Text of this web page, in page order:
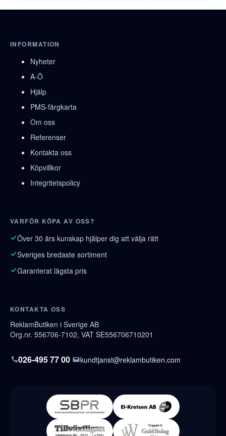
INFORMATION
Nyheter
A-Ö
Hjälp
PMS-färgkarta
Om oss
Referenser
Kontakta oss
Köpvillkor
Integritetspolicy
VARFÖR KÖPA AV OSS?
Över 30 års kunskap hjälper dig att välja rätt
Sveriges bredaste sortiment
Garanterat lägsta pris
KONTAKTA OSS
ReklamButiken i Sverige AB
Org.nr. 556706-7102, VAT SE556706710201
026-495 77 00 kundtjanst@reklambutiken.com